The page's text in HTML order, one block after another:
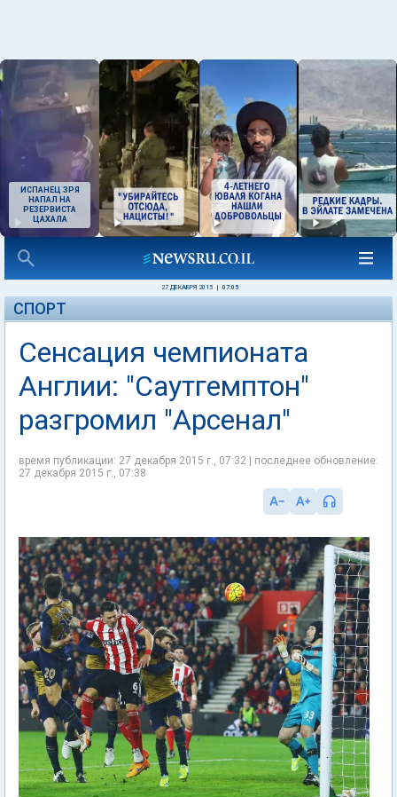
ИСПАНЕЦ ЗРЯ
НАПАЛ НА
РЕЗЕРВИСТА
ЦАХАЛА
27 ДЕКАБРЯ 2015 07:05
СПОРТ
Сенсация чемпионата
Англии: "Саутгемптон"
разгромил "Арсенал"
время публикации: 27 декабря 2015 г., 07:32 | последнее обновление:
27 декабря 2015 г., 07:38